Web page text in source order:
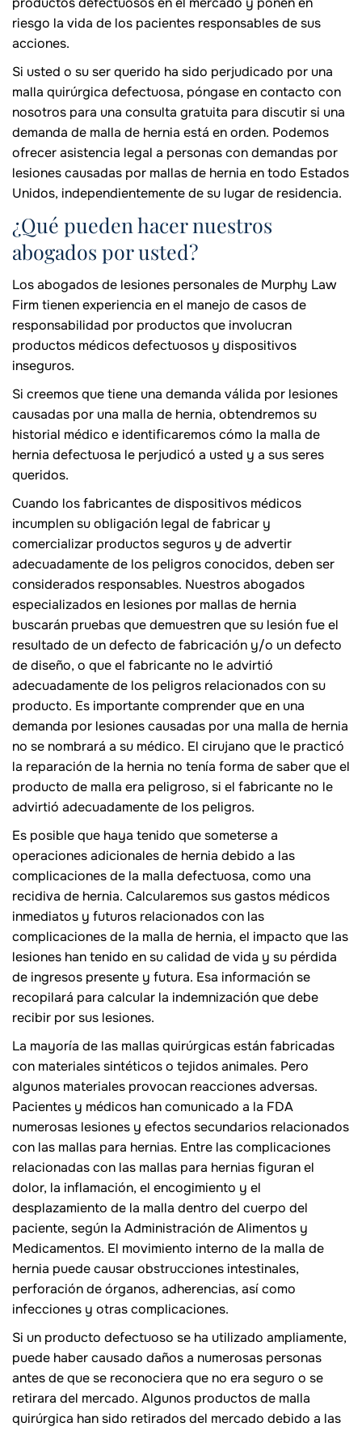
riesgo la vida de los pacientes responsables de sus
acciones.
Si usted o su ser querido ha sido perjudicado por una
malla quirúrgica defectuosa, póngase en contacto con
nosotros para una consulta gratuita para discutir si una
demanda de malla de hernia está en orden. Podemos
ofrecer asistencia legal a personas con demandas por
lesiones causadas por mallas de hernia en todo Estados
Unidos, independientemente de su lugar de residencia.
¿Qué pueden hacer nuestros
abogados por usted?
Los abogados de lesiones personales de Murphy Law
Firm tienen experiencia en el manejo de casos de
responsabilidad por productos que involucran
productos médicos defectuosos y dispositivos
inseguros.
Si creemos que tiene una demanda válida por lesiones
causadas por una malla de hernia, obtendremos su
historial médico e identificaremos cómo la malla de
hernia defectuosa le perjudicó a usted y a sus seres
queridos.
Cuando los fabricantes de dispositivos médicos
incumplen su obligación legal de fabricar y
comercializar productos seguros y de advertir
adecuadamente de los peligros conocidos, deben ser
considerados responsables. Nuestros abogados
especializados en lesiones por mallas de hernia
buscarán pruebas que demuestren que su lesión fue el
resultado de un defecto de fabricación y/o un defecto
de diseño, o que el fabricante no le advirtió
adecuadamente de los peligros relacionados con su
producto. Es importante comprender que en una
demanda por lesiones causadas por una malla de hernia
no se nombrará a su médico. El cirujano que le practicó
la reparación de la hernia no tenía forma de saber que el
producto de malla era peligroso, si el fabricante no le
advirtió adecuadamente de los peligros.
Es posible que haya tenido que someterse a
operaciones adicionales de hernia debido a las
complicaciones de la malla defectuosa, como una
recidiva de hernia. Calcularemos sus gastos médicos
inmediatos y futuros relacionados con las
complicaciones de la malla de hernia, el impacto que las
lesiones han tenido en su calidad de vida y su pérdida
de ingresos presente y futura. Esa información se
recopilará para calcular la indemnización que debe
recibir por sus lesiones.
La mayoría de las mallas quirúrgicas están fabricadas
con materiales sintéticos o tejidos animales. Pero
algunos materiales provocan reacciones adversas.
Pacientes y médicos han comunicado a la FDA
numerosas lesiones y efectos secundarios relacionados
con las mallas para hernias. Entre las complicaciones
relacionadas con las mallas para hernias figuran el
dolor, la inflamación, el encogimiento y el
desplazamiento de la malla dentro del cuerpo del
paciente, según la Administración de Alimentos y
Medicamentos. El movimiento interno de la malla de
hernia puede causar obstrucciones intestinales,
perforación de órganos, adherencias, así como
infecciones y otras complicaciones.
Si un producto defectuoso se ha utilizado ampliamente,
puede haber causado daños a numerosas personas
antes de que se reconociera que no era seguro o se
retirara del mercado. Algunos productos de malla
quirúrgica han sido retirados del mercado debido a las